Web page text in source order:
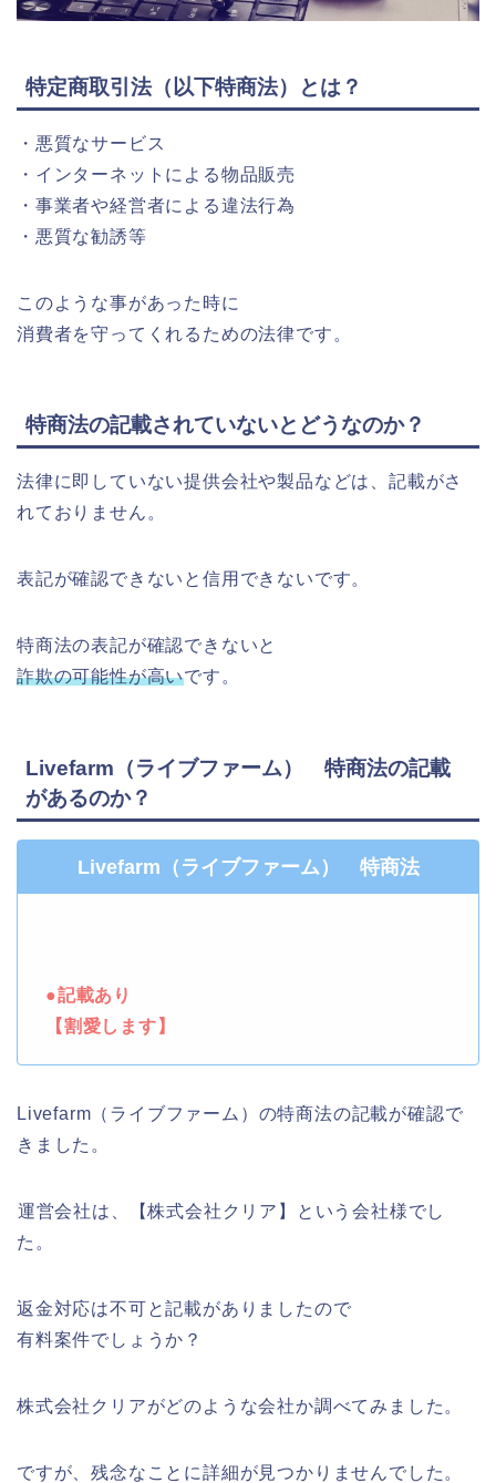
特定商取引法（以下特商法）とは？
・悪質なサービス
・インターネットによる物品販売
・事業者や経営者による違法行為
・悪質な勧誘等
このような事があった時に
消費者を守ってくれるための法律です。
特商法の記載されていないとどうなのか？
法律に即していない提供会社や製品などは、記載がさ
れておりません。
表記が確認できないと信用できないです。
特商法の表記が確認できないと
詐欺の可能性が高いです。
Livefarm（ライブファーム） 特商法の記載
があるのか？
Livefarm（ライブファーム） 特商法
●記載あり
【割愛します】
Livefarm（ライブファーム）の特商法の記載が確認で
きました。
運営会社は、【株式会社クリア】という会社様でし
た。
返金対応は不可と記載がありましたので
有料案件でしょうか？
株式会社クリアがどのような会社か調べてみました。
ですが、残念なことに詳細が見つかりませんでした。